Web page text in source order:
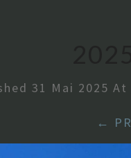
31 Mai 2025 At
←